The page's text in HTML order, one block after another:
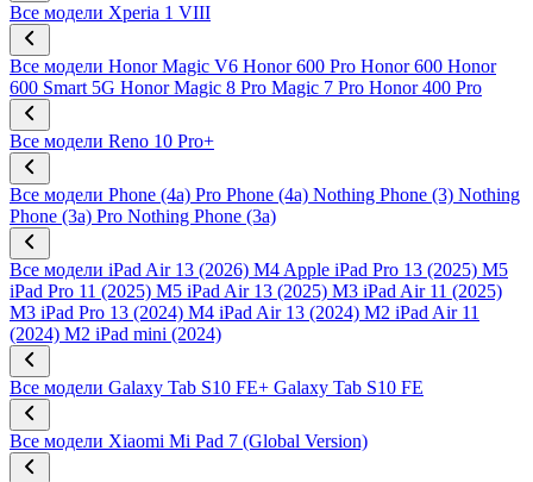
Все модели Xperia 1 VIII
Все модели Honor Magic V6 Honor 600 Pro Honor 600 Honor
600 Smart 5G Honor Magic 8 Pro Magic 7 Pro Honor 400 Pro
Все модели Reno 10 Pro+
Все модели Phone (4a) Pro Phone (4a) Nothing Phone (3) Nothing
Phone (3a) Pro Nothing Phone (3a)
Все модели iPad Air 13 (2026) M4 Apple iPad Pro 13 (2025) M5
iPad Pro 11 (2025) M5 iPad Air 13 (2025) M3 iPad Air 11 (2025)
M3 iPad Pro 13 (2024) M4 iPad Air 13 (2024) M2 iPad Air 11
(2024) M2 iPad mini (2024)
Все модели Galaxy Tab S10 FE+ Galaxy Tab S10 FE
Все модели Xiaomi Mi Pad 7 (Global Version)